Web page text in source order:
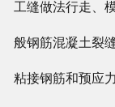
工缝做法行走、
般钢筋混凝土裂
粘接钢筋和预应